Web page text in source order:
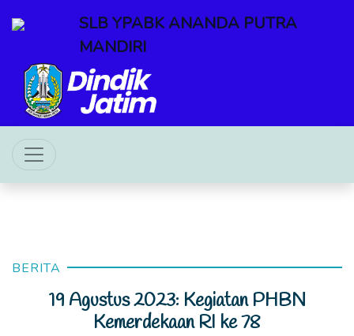
SLB YPABK ANANDA PUTRA
MANDIRI
BERITA
19 Agustus 2023: Kegiatan PHBN
Kemerdekaan RI ke 78